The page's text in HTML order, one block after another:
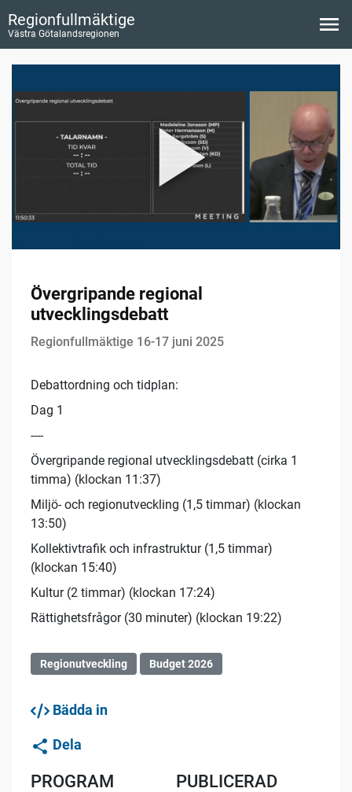
Regionfullmäktige
Västra Götalandsregionen
Övergripande regional
utvecklingsdebatt
Regionfullmäktige 16-17 juni 2025
Debattordning och tidplan:
Dag 1
----
Övergripande regional utvecklingsdebatt (cirka 1
timma) (klockan 11:37)
Miljö- och regionutveckling (1,5 timmar) (klockan
13:50)
Kollektivtrafik och infrastruktur (1,5 timmar)
(klockan 15:40)
Kultur (2 timmar) (klockan 17:24)
Rättighetsfrågor (30 minuter) (klockan 19:22)
Regionutveckling Budget 2026
Bädda in
Dela
PROGRAM PUBLICERAD